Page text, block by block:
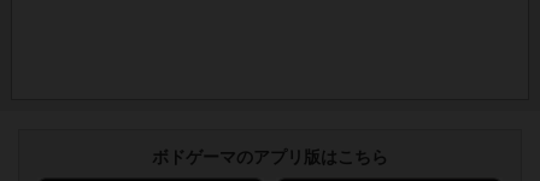
ボドゲーマのアプリ版はこちら